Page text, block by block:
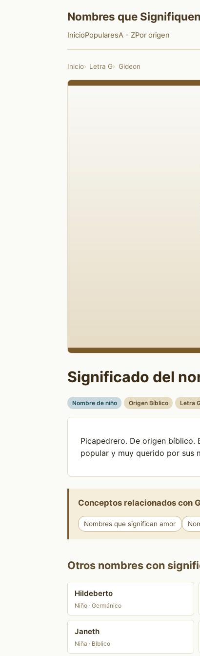
Nombres que Signifiquen
InicioPopularesA - ZPor origen
Inicio Letra G Gideon
Significado del
Nombre de niño Origen Bíblico Letra
Picapedrero. De origen bíblico.
popular y muy querido por sus
Conceptos relacionados con
Nombres que significan amor
Otros nombres con
Hildeberto
Niño · Germánico
Janeth
Niña · Bíblico